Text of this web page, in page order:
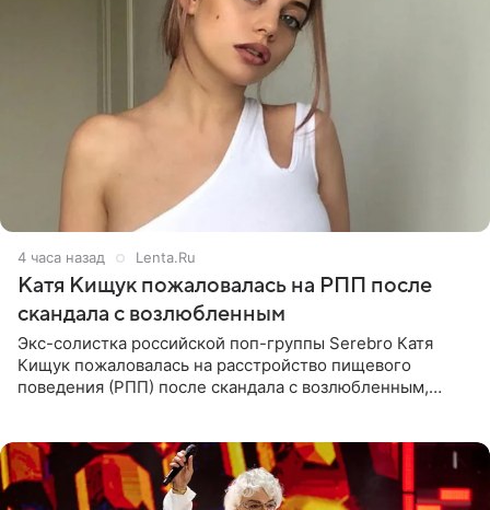
4 часа назад Lenta.Ru
Катя Кищук пожаловалась на РПП после
скандала с возлюбленным
Экс-солистка российской поп-группы Serebro Катя
Кищук пожаловалась на расстройство пищевого
поведения (РПП) после скандала с возлюбленным,